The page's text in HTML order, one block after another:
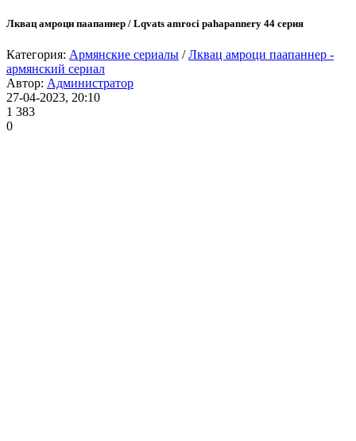
Лквац амроци паапаннер / Lqvats amroci pahapannery 44 серия
Категория: Армянские сериалы /Лквац амроци паапаннер -
армянский сериал
Автор: Администратор
27-04-2023, 20:10
1 383
0